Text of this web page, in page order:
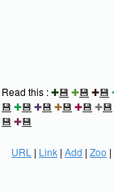
Read this :✚💾 ✚💾 ✚💾
💾 ✚💾 ✚💾 ✚💾 ✚💾 ✚💾
💾 ✚💾
URL | Link | Add | Zoo |